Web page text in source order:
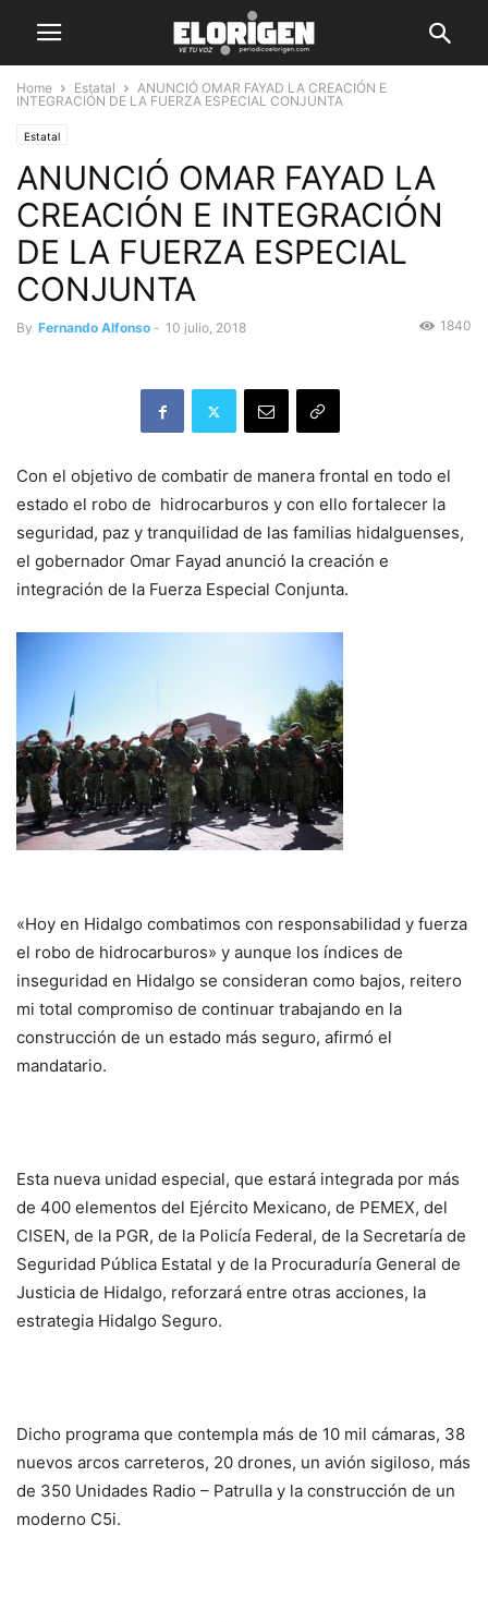
Home Estatal
ANUNCIÓ OMAR FAYAD LA CREACIÓN E
INTEGRACIÓN DE LA FUERZA ESPECIAL CONJUNTA
Estatal
ANUNCIÓ OMAR FAYAD LA
CREACIÓN E INTEGRACIÓN
DE LA FUERZA ESPECIAL
CONJUNTA
By Fernando Alfonso - 10 julio, 2018 1840
Con el objetivo de combatir de manera frontal en todo el
estado el robo de hidrocarburos y con ello fortalecer la
seguridad, paz y tranquilidad de las familias hidalguenses,
el gobernador Omar Fayad anunció la creación e
integración de la Fuerza Especial Conjunta.
«Hoy en Hidalgo combatimos con responsabilidad y fuerza
el robo de hidrocarburos» y aunque los índices de
inseguridad en Hidalgo se consideran como bajos, reitero
mi total compromiso de continuar trabajando en la
construcción de un estado más seguro, afirmó el
mandatario.
Esta nueva unidad especial, que estará integrada por más
de 400 elementos del Ejército Mexicano, de PEMEX, del
CISEN, de la PGR, de la Policía Federal, de la Secretaría de
Seguridad Pública Estatal y de la Procuraduría General de
Justicia de Hidalgo, reforzará entre otras acciones, la
estrategia Hidalgo Seguro.
Dicho programa que contempla más de 10 mil cámaras, 38
nuevos arcos carreteros, 20 drones, un avión sigiloso, más
de 350 Unidades Radio – Patrulla y la construcción de un
moderno C5i.